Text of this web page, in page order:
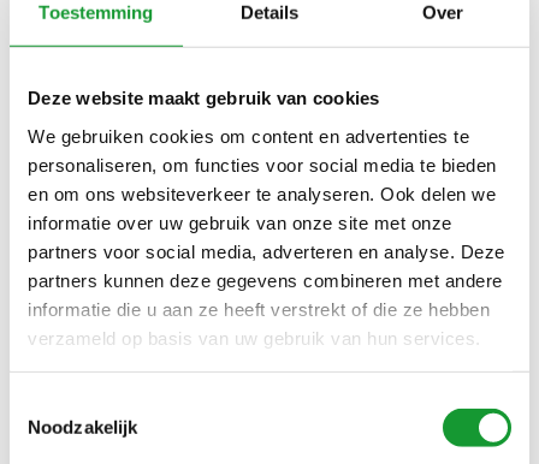
Toestemming Details Over
Deze website maakt gebruik van cookies
We gebruiken cookies om content en advertenties te
personaliseren, om functies voor social media te bieden
en om ons websiteverkeer te analyseren. Ook delen we
informatie over uw gebruik van onze site met onze
partners voor social media, adverteren en analyse. Deze
partners kunnen deze gegevens combineren met andere
informatie die u aan ze heeft verstrekt of die ze hebben
verzameld op basis van uw gebruik van hun services.
Noodzakelijk
POLO KORTE MOUW
SALE-31%
GANT ANTRACIET GRIJS